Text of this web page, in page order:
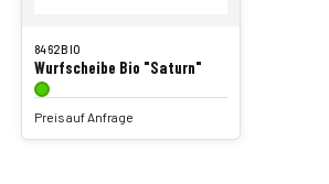
8462BIO
Wurfscheibe Bio "Saturn"
Preis auf Anfrage